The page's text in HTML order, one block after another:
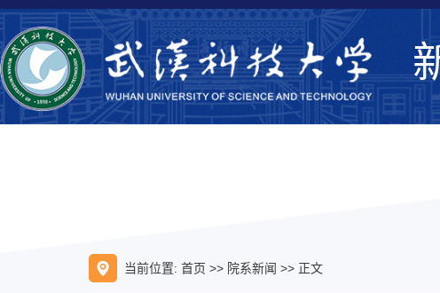
当前位置: 首页 >> 院系新闻 >> 正文